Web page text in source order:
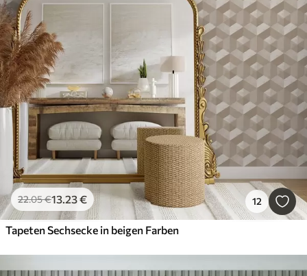
22.05€13.23€ 12
Tapeten Sechsecke in beigen Farben